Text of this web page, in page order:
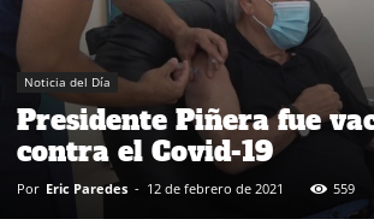
Noticia del Día
Presidente Piñera fue
contra el Covid-19
Por Eric Paredes - 12 de febrero de 2021 559